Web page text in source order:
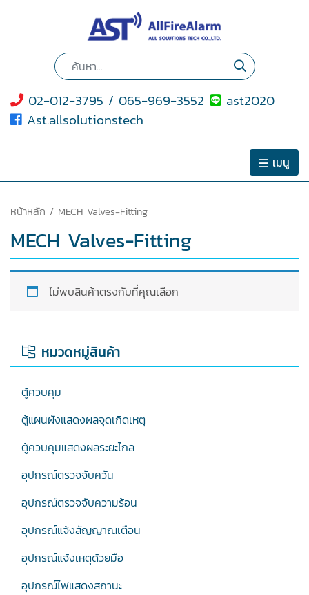
02-012-3795 / 065-969-3552
ast2020
Ast.allsolutionstech
เมนู
หมวดหมู่สินค้า
ตู้ควบคุม
ตู้แผนผังแสดงผลจุดเกิดเหตุ
ตู้ควบคุมแสดงผลระยะไกล
อุปกรณ์ตรวจจับควัน
อุปกรณ์ตรวจจับความร้อน
อุปกรณ์แจ้งสัญญาณเตือน
อุปกรณ์แจ้งเหตุด้วยมือ
อุปกรณ์ไฟแสดงสถานะ
หน้าหลัก / MECH Valves-Fitting
MECH Valves-Fitting
ไม่พบสินค้าตรงกับที่คุณเลือก